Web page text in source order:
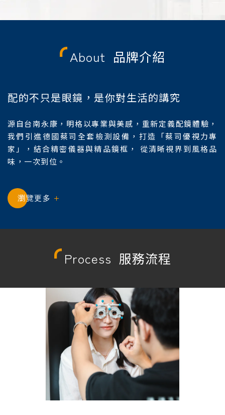
About 品牌介紹
配的不只是眼鏡，是你對生活的講究
源自台南永康，明格以專業與美感，重新定義配鏡體驗，
我們引進德國蔡司全套檢測設備，打造「蔡司優視力專
家」，結合精密儀器與精品鏡框， 從清晰視界到風格品
味，一次到位。
瀏覽更多
Process 服務流程